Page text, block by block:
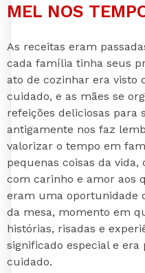
MEL NOS
As receitas eram
cada família tinha seus
ato de cozinhar era visto
cuidado, e as mães se
refeições deliciosas para
antigamente nos faz
valorizar o tempo em
pequenas coisas da
com carinho e amor aos
eram uma oportunidade
da mesa, momento em
histórias, risadas e
significado especial e
cuidado.